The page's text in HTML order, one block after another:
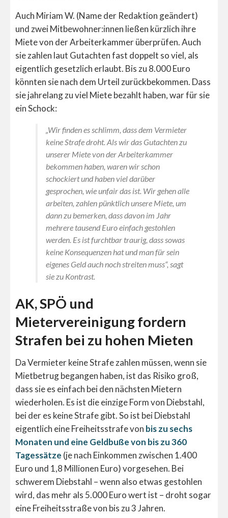
Auch Miriam W. (Name der Redaktion geändert)
und zwei Mitbewohner:innen ließen kürzlich ihre
Miete von der Arbeiterkammer überprüfen. Auch
sie zahlen laut Gutachten fast doppelt so viel, als
eigentlich gesetzlich erlaubt. Bis zu 8.000 Euro
könnten sie nach dem Urteil zurückbekommen. Dass
sie jahrelang zu viel Miete bezahlt haben, war für sie
ein Schock:
„Wir finden es schlimm, dass dem Vermieter
keine Strafe droht. Als wir das Gutachten zu
unserer Miete von der Arbeiterkammer
bekommen haben, waren wir schon
schockiert und haben viel darüber
gesprochen, wie unfair das ist. Wir gehen alle
arbeiten, zahlen pünktlich unsere Miete, um
dann zu bemerken, dass davon im Jahr
mehrere tausend Euro einfach gestohlen
werden. Es ist furchtbar traurig, dass sowas
keine Konsequenzen hat und man für sein
eigenes Geld auch noch streiten muss“, sagt
sie zu Kontrast.
AK, SPÖ und
Mietervereinigung fordern
Strafen bei zu hohen Mieten
Da Vermieter keine Strafe zahlen müssen, wenn sie
Mietbetrug begangen haben, ist das Risiko groß,
dass sie es einfach bei den nächsten Mietern
wiederholen. Es ist die einzige Form von Diebstahl,
bei der es keine Strafe gibt. So ist bei Diebstahl
eigentlich eine Freiheitsstrafe von bis zu sechs
Monaten und eine Geldbuße von bis zu 360
Tagessätze (je nach Einkommen zwischen 1.400
Euro und 1,8 Millionen Euro) vorgesehen. Bei
schwerem Diebstahl – wenn also etwas gestohlen
wird, das mehr als 5.000 Euro wert ist – droht sogar
eine Freiheitsstraße von bis zu 3 Jahren.